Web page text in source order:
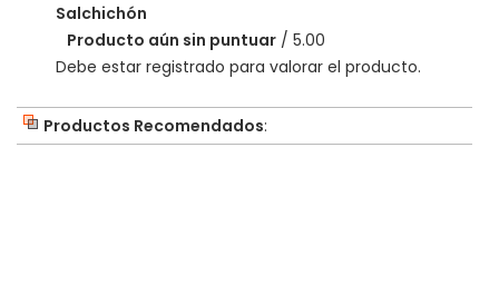
Salchichón
Producto aún sin puntuar / 5.00
Debe estar registrado para valorar el producto.
Productos Recomendados: